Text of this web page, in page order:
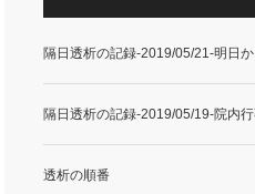
隔日透析の記録-2019/05/21-明日か
隔日透析の記録-2019/05/19-院内
透析の順番